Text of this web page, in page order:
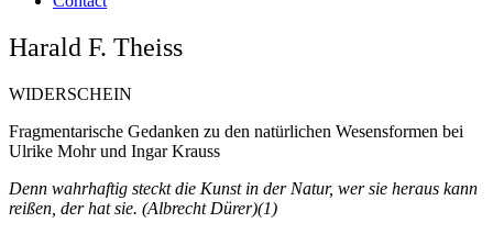
Harald F. Theiss
WIDERSCHEIN
Fragmentarische Gedanken zu den natürlichen Wesensformen bei
Ulrike Mohr und Ingar Krauss
Denn wahrhaftig steckt die Kunst in der Natur, wer sie heraus kann
reißen, der hat sie. (Albrecht Dürer)(1)